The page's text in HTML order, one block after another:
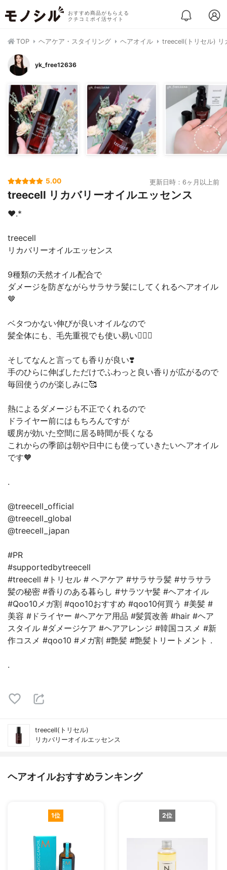
おすすめ商品がもらえる
クチコミポイ活サイト
TOP ヘアケア・スタイリング ヘアオイル treecell(トリセル) リ
yk_free12636
5.00 更新日時：6ヶ月以上前
treecell リカバリーオイルエッセンス
❤︎.*
treecell
リカバリーオイルエッセンス
9種類の天然オイル配合で
ダメージを防ぎながらサラサラ髪にしてくれるヘアオイル
🤎
ベタつかない伸びが良いオイルなので
髪全体にも、毛先重視でも使い易い🙆‍♀️✨
そしてなんと言っても香りが良い❣️
手のひらに伸ばしただけでふわっと良い香りが広がるので
毎回使うのが楽しみに🥰
熱によるダメージも不正でくれるので
ドライヤー前にはもちろんですが
暖房が効いた空間に居る時間が長くなる
これからの季節は朝や日中にも使っていきたいヘアオイル
です🧡
.
@treecell_official
@treecell_global
@treecell_japan
#PR
#supportedbytreecell
#treecell #トリセル # ヘアケア #サラサラ髪 #サラサラ
髪の秘密 #香りのある暮らし #サラツヤ髪 #ヘアオイル
#Qoo10メガ割 #qoo10おすすめ #qoo10何買う #美髪 #
美容 #ドライヤー #ヘアケア用品 #髪質改善 #hair #ヘア
スタイル #ダメージケア #ヘアアレンジ #韓国コスメ #新
作コスメ #qoo10 #メガ割 #艶髪 #艶髪トリートメント .
.
treecell(トリセル)
リカバリーオイルエッセンス
ヘアオイルおすすめランキング
1位 2位